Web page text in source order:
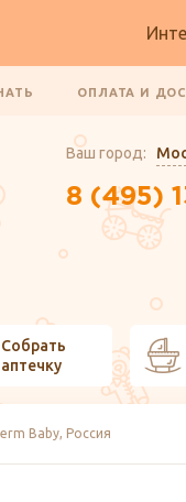
ОПЛАТА И
Ваш город:
8 (495)
Собрать
аптечку
Baby, Россия